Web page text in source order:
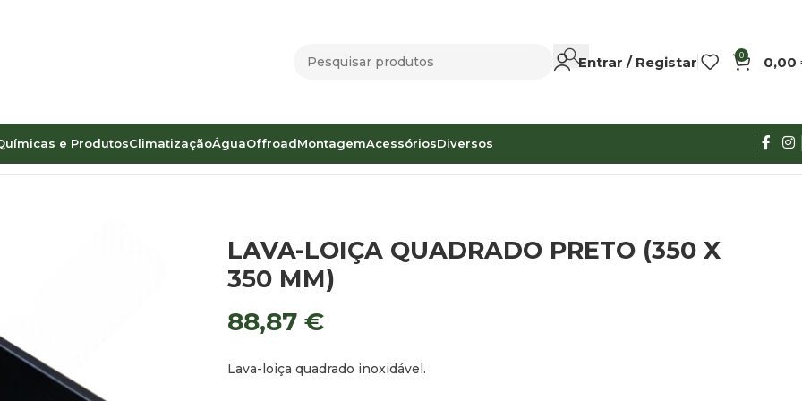
Entrar / Registar 0 0,00
e ProdutosClimatizaçãoÁguaOffroadMontagemAcessóriosDiversos
PRETO (350 X 350 MM)
LAVA-LOIÇA QUADRADO PRETO (350 X
350 MM)
88,87 €
Lava-loiça quadrado inoxidável.